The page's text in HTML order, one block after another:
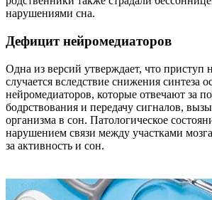
нарушениями сна.
Дефицит нейромедиаторов
Одна из версий утверждает, что приступ
случается вследствие снижения синтеза
нейромедиаторов, которые отвечают за
бодрствования и передачу сигналов,
организма в сон. Патологическое
нарушением связи между участками
за активность и сон.